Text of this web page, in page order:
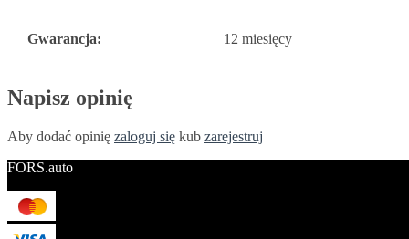
Gwarancja: 12 miesięcy
Napisz opinię
Aby dodać opinię zaloguj się kub zarejestruj
FORS.auto